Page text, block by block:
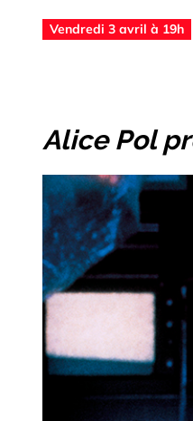
Vendredi 3 avril à 19h
Alice Pol